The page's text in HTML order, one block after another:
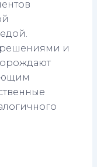
решениями и